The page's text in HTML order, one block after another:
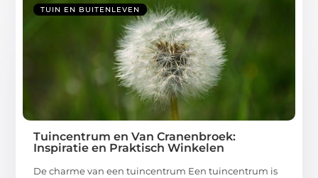
TUIN EN BUITENLEVEN
Tuincentrum en Van Cranenbroek:
Inspiratie en Praktisch Winkelen
De charme van een tuincentrum Een tuincentrum is